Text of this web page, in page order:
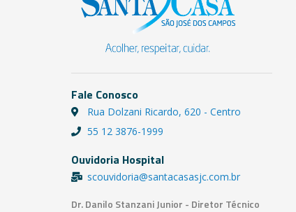
Fale Conosco
Rua Dolzani Ricardo, 620 - Centro
55 12 3876-1999
Ouvidoria Hospital
scouvidoria@santacasasjc.com.br
Dr. Danilo Stanzani Junior - Diretor Técnico